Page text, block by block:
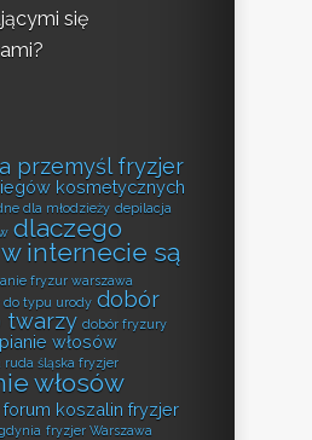
się
przemyśl fryzjer
kosmetycznych
dla młodzieży depilacja
dlaczego
internecie są
fryzur warszawa
do typu urody dobór
twarzy dobór fryzury
włosów
ruda śląska fryzjer
włosów
forum koszalin fryzjer
fryzjer Warszawa